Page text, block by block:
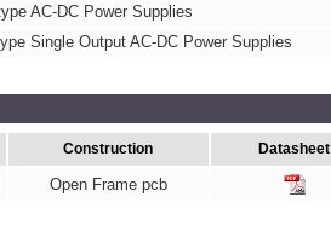
AC-DC Power Supplies
Single Output AC-DC Power Supplies
Construction Datasheet
Open Frame pcb